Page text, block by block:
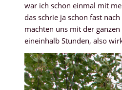
war ich schon einmal mit
das schrie ja schon fast
machten uns mit der
eineinhalb Stunden, also